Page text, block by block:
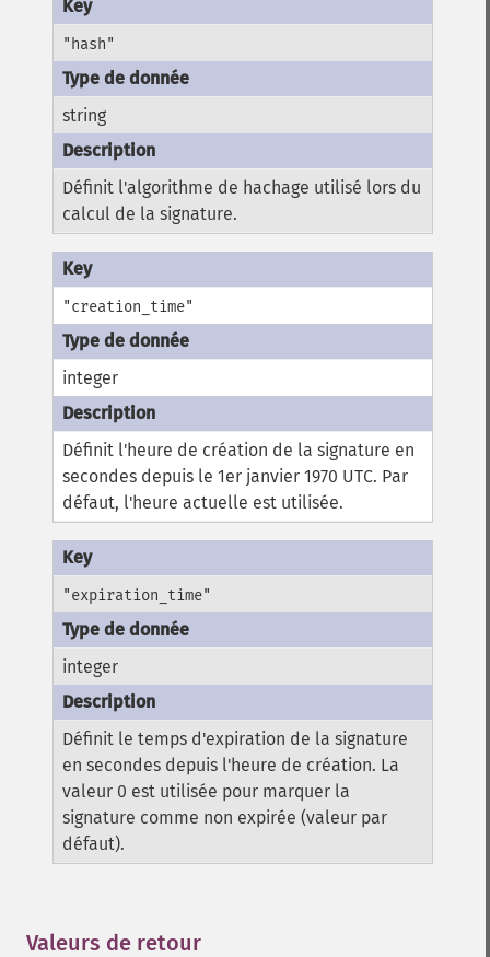
"hash"
string
Définit l'algorithme de hachage utilisé lors du
calcul de la signature.
"creation_time"
integer
Définit l'heure de création de la signature en
secondes depuis le 1er janvier 1970 UTC. Par
défaut, l'heure actuelle est utilisée.
"expiration_time"
integer
Définit le temps d'expiration de la signature
en secondes depuis l'heure de création. La
valeur 0 est utilisée pour marquer la
signature comme non expirée (valeur par
défaut).
Valeurs de retour